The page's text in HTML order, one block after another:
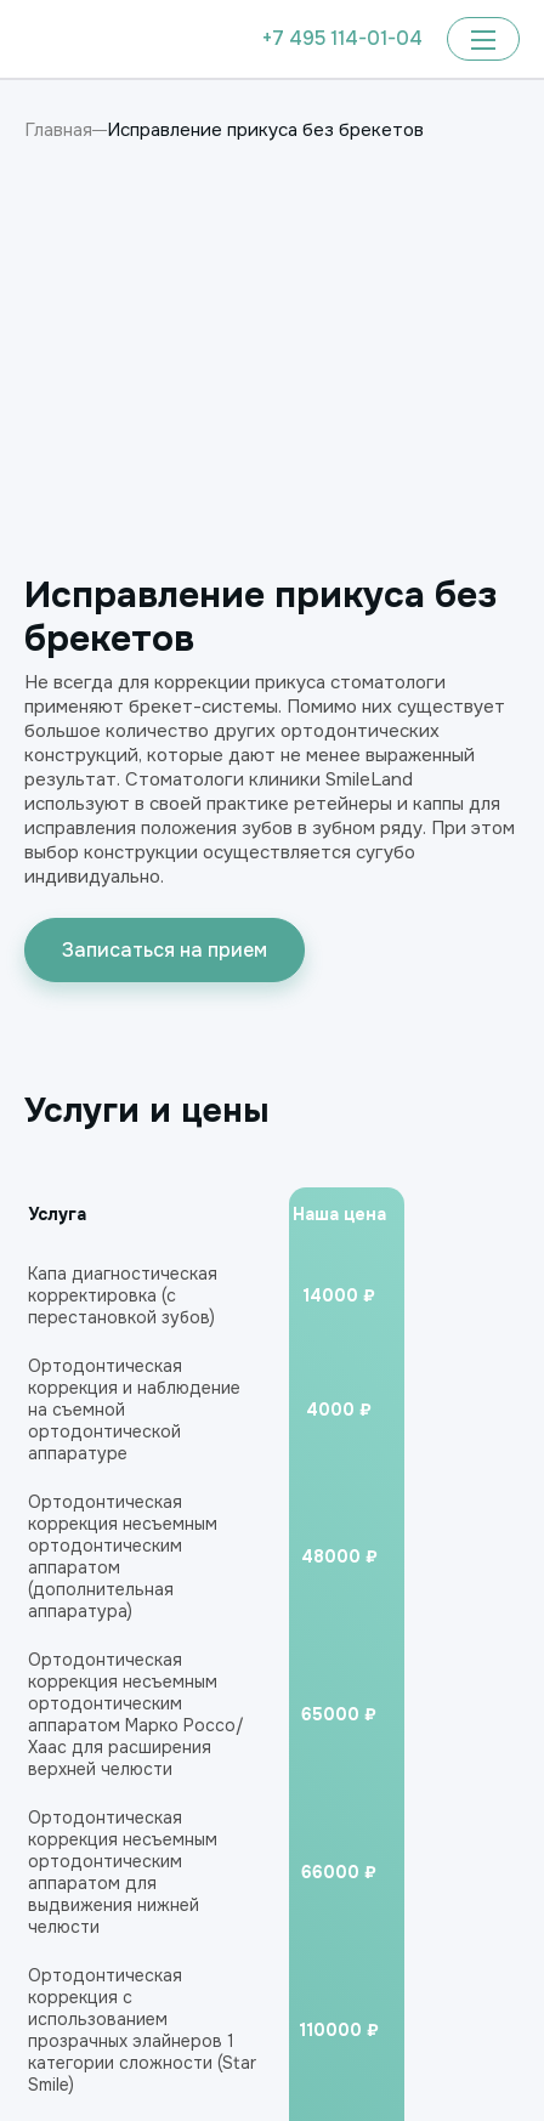
+7 495 114-01-04
Главная Исправление прикуса без брекетов
Исправление прикуса без
брекетов
Не всегда для коррекции прикуса стоматологи
применяют брекет-системы. Помимо них существует
большое количество других ортодонтических
конструкций, которые дают не менее выраженный
результат. Стоматологи клиники SmileLand
используют в своей практике ретейнеры и каппы для
исправления положения зубов в зубном ряду. При этом
выбор конструкции осуществляется сугубо
индивидуально.
Записаться на прием
Услуги и цены
Услуга Наша цена
Капа диагностическая
корректировка (с
перестановкой зубов)
14000 ₽
Ортодонтическая
коррекция и наблюдение
на съемной
ортодонтической
аппаратуре
4000 ₽
Ортодонтическая
коррекция несъемным
ортодонтическим
аппаратом
(дополнительная
аппаратура)
48000 ₽
Ортодонтическая
коррекция несъемным
ортодонтическим
аппаратом Марко Россо/
Хаас для расширения
верхней челюсти
65000 ₽
Ортодонтическая
коррекция несъемным
ортодонтическим
аппаратом для
выдвижения нижней
челюсти
66000 ₽
Ортодонтическая
коррекция с
использованием
прозрачных элайнеров 1
категории сложности (Star
Smile)
110000 ₽